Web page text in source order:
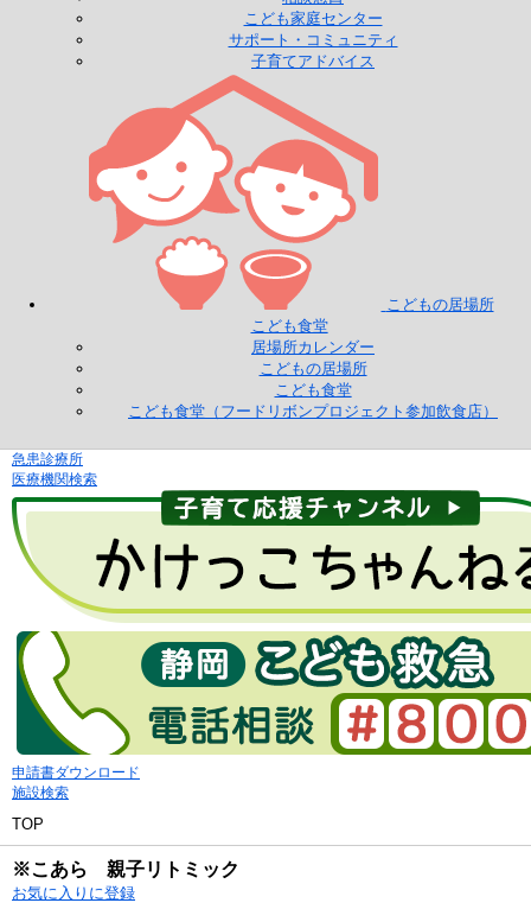
こども家庭センター
サポート・コミュニティ
子育てアドバイス
こどもの居場所
こども食堂
居場所カレンダー
こどもの居場所
こども食堂
こども食堂（フードリボンプロジェクト参加飲食店）
急患診療所
医療機関検索
申請書ダウンロード
施設検索
TOP
※こあら 親子リトミック
お気に入りに登録